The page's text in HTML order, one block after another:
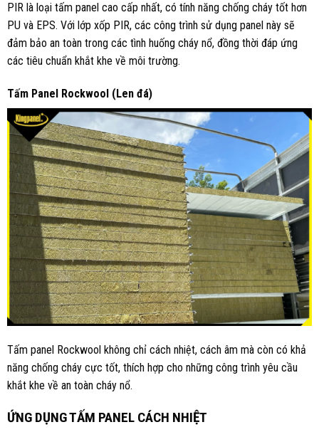
PIR là loại tấm panel cao cấp nhất, có tính năng chống cháy tốt hơn
PU và EPS. Với lớp xốp PIR, các công trình sử dụng panel này sẽ
đảm bảo an toàn trong các tình huống cháy nổ, đồng thời đáp ứng
các tiêu chuẩn khắt khe về môi trường.
Tấm Panel Rockwool (Len đá)
Tấm panel Rockwool không chỉ cách nhiệt, cách âm mà còn có khả
năng chống cháy cực tốt, thích hợp cho những công trình yêu cầu
khắt khe về an toàn cháy nổ.
ỨNG DỤNG TẤM PANEL CÁCH NHIỆT